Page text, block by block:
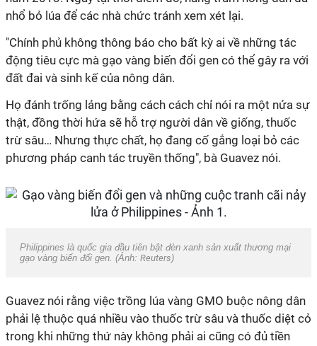
nhổ bỏ lúa để các nhà chức tránh xem xét lại.
"Chính phủ không thông báo cho bất kỳ ai về những tác
động tiêu cực mà gạo vàng biến đổi gen có thể gây ra với
đất đai và sinh kế của nông dân.
Họ đánh trống lảng bằng cách cách chỉ nói ra một nửa sự
thật, đồng thời hứa sẽ hỗ trợ người dân về giống, thuốc
trừ sâu… Nhưng thực chất, họ đang cố gắng loại bỏ các
phương pháp canh tác truyền thống", bà Guavez nói.
Philippines là quốc gia đầu tiên bật đèn xanh sản xuất thương mại
gạo vàng biến đổi gen. (Ảnh: Reuters)
Guavez nói rằng việc trồng lúa vàng GMO buộc nông dân
phải lệ thuộc quá nhiều vào thuốc trừ sâu và thuốc diệt cỏ
trong khi những thứ này không phải ai cũng có đủ tiền